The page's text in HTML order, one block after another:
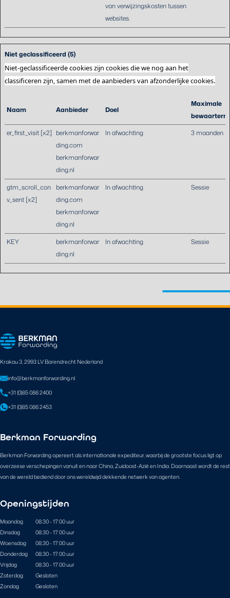
van verwijzingskosten tussen
websites.
Niet geclassificeerd (5)
Niet-geclassificeerde cookies zijn cookies die we nog aan het
classificeren zijn, samen met de aanbieders van afzonderlijke cookies.
Naam Aanbieder Doel
Maximale
er_first_visit [x2] berkmanforwar
ding.com
berkmanforwar
ding.nl
In afwachting 3 maanden
gtm_scroll_con
v_sent [x2]
berkmanforwar
ding.com
berkmanforwar
ding.nl
In afwachting Sessie
KEY
berkmanforwar
ding.nl
In afwachting Sessie
Krakau 3, 2993 LV Barendrecht Nederland
info@berkmanforwarding.nl
+31 (0)85 086 2400
+31 (0)85 086 2453
Berkman Forwarding
Berkman Forwarding opereert als internationale expediteur, waarbij de grootste focus ligt op
overzeese verschepingen vanuit en naar China, Zuidoost-Azië en India. Daarnaast wordt de rest
van de wereld bediend door ons wereldwijd dekkende netwerk van agenten.
Openingstijden
Maandag
08:30 - 17:00 uur
Dinsdag
08:30 - 17:00 uur
Woensdag
08:30 - 17:00 uur
Donderdag
08:30 - 17:00 uur
Vrijdag
08:30 - 17:00 uur
Zaterdag
Gesloten
Zondag
Gesloten